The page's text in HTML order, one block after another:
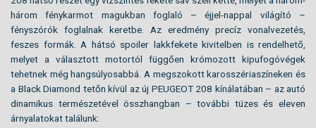
három fénykarmot magukban foglaló – éjjel-nappal világító –
fényszórók foglalnak keretbe. Az eredmény precíz vonalvezetés,
feszes formák. A hátsó spoiler lakkfekete kivitelben is rendelhető,
melyet a választott motortól függően krómozott kipufogóvégek
tehetnek még hangsúlyosabbá. A megszokott karosszériaszíneken és
a Black Diamond tetőn kívül az új PEUGEOT 208 kínálatában – az autó
dinamikus természetével összhangban – további tüzes és eleven
árnyalatokat találunk: